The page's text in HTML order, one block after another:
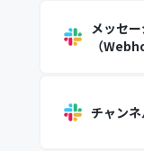
メッセ
（
チャン